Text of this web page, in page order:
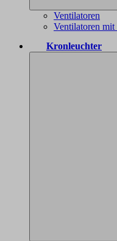
Ventilatoren
Ventilatoren
Kronleuchter